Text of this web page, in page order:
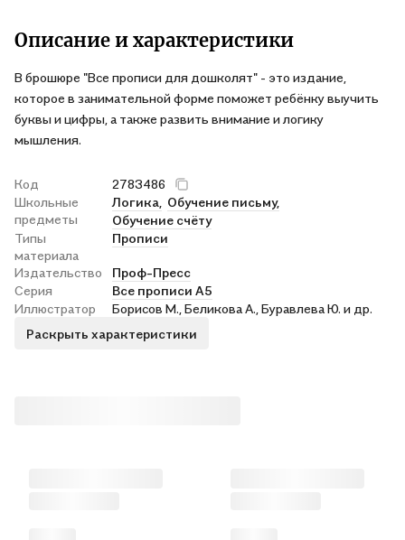
Описание и характеристики
В брошюре "Все прописи для дошколят" - это издание,
которое в занимательной форме поможет ребёнку выучить
буквы и цифры, а также развить внимание и логику
мышления.
Код
2783486
Школьные
предметы
Логика, Обучение письму,
Обучение счёту
Типы
материала
Прописи
Издательство
Проф-Пресс
Серия
Все прописи А5
Иллюстратор
Борисов М., Беликова А., Буравлева Ю. и др.
Раскрыть характеристики